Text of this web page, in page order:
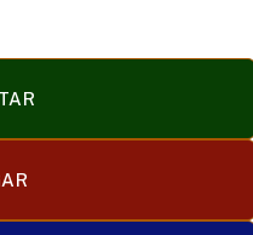
TERMOS DE USO